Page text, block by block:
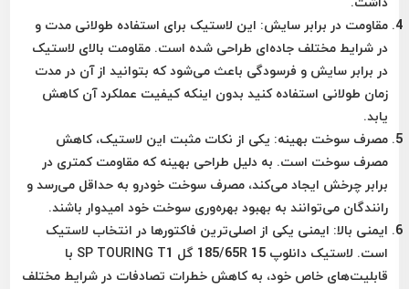
مقاومت در برابر سایش: این لاستیک برای استفاده طولانی مدت و
در شرایط مختلف جاده‌ای طراحی شده است. مقاومت بالای لاستیک
در برابر سایش و فرسودگی باعث می‌شود که بتوانید از آن در مدت
زمان طولانی استفاده کنید بدون اینکه کیفیت عملکرد آن کاهش
یابد.
مصرف سوخت بهینه: یکی از نکات مثبت این لاستیک، کاهش
مصرف سوخت است. به دلیل طراحی بهینه که مقاومت کمتری در
برابر چرخش ایجاد می‌کند، مصرف سوخت خودرو به حداقل می‌رسد و
رانندگان می‌توانند به بهبود بهره‌وری سوخت خود امیدوار باشند.
ایمنی بالا: ایمنی یکی از اصلی‌ترین فاکتورها در انتخاب لاستیک
است. لاستیک دانلوپ 185/65R 15 گل SP TOURING T1 با
قابلیت‌های خاص خود، به کاهش خطرات تصادفات در شرایط مختلف